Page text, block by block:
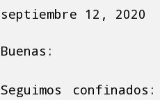
septiembre 12, 2020
Buenas:
Seguimos